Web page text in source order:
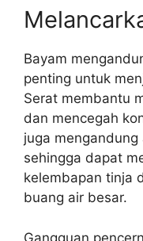
Bayam
penting untuk
Serat membantu
dan mencegah
juga
sehingga dapat
kelembapan tinja
buang air besar.
Gangguan